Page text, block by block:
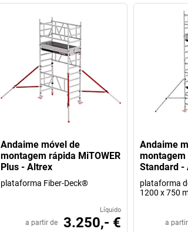
Andaime móvel de
montagem rápida MiTOWER
Plus - Altrex
plataforma Fiber-Deck®
Líquido
a partir de 3.250,- €
Andaime
montagem
Standard -
plataforma
1200 x 750
a